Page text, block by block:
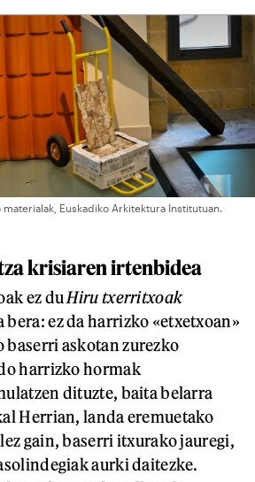
Euskadiko Arkitektura Institutuan.
krisiaren irtenbidea
ez du Hiru txerritxoak
ez da harrizko «etxetxoan»
baserri askotan zurezko
harrizko hormak
dituzte, baita belarra
Herrian, landa eremuetako
gain, baserri itxurako jauregi,
aurki daitezke.